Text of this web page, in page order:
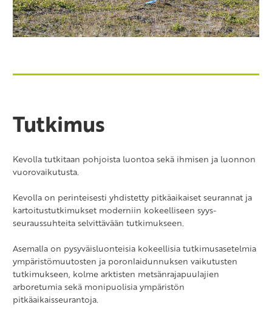
Tutkimus
Kevolla tutkitaan pohjoista luontoa sekä ihmisen ja luonnon
vuorovaikutusta.
Kevolla on perinteisesti yhdistetty pitkäaikaiset seurannat ja
kartoitustutkimukset moderniin kokeelliseen syys-
seuraussuhteita selvittävään tutkimukseen.
Asemalla on pysyväisluonteisia kokeellisia tutkimusasetelmia
ympäristömuutosten ja poronlaidunnuksen vaikutusten
tutkimukseen, kolme arktisten metsänrajapuulajien
arboretumia sekä monipuolisia ympäristön
pitkäaikaisseurantoja.